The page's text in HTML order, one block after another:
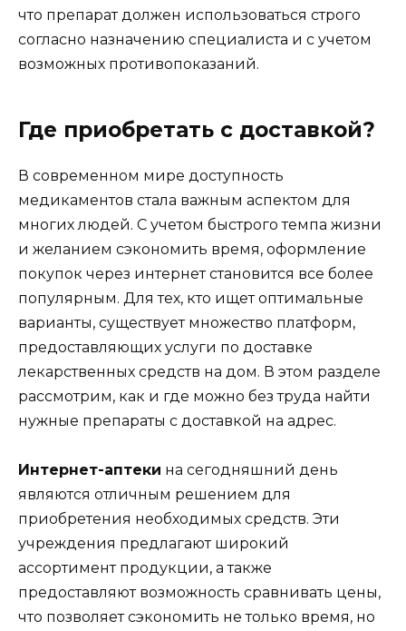
что препарат должен использоваться строго
согласно назначению специалиста и с учетом
возможных противопоказаний.
Где приобретать с доставкой?
В современном мире доступность
медикаментов стала важным аспектом для
многих людей. С учетом быстрого темпа жизни
и желанием сэкономить время, оформление
покупок через интернет становится все более
популярным. Для тех, кто ищет оптимальные
варианты, существует множество платформ,
предоставляющих услуги по доставке
лекарственных средств на дом. В этом разделе
рассмотрим, как и где можно без труда найти
нужные препараты с доставкой на адрес.
Интернет-аптеки на сегодняшний день
являются отличным решением для
приобретения необходимых средств. Эти
учреждения предлагают широкий
ассортимент продукции, а также
предоставляют возможность сравнивать цены,
что позволяет сэкономить не только время, но